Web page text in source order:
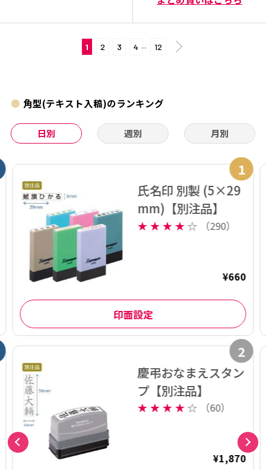
1 2 3 4 ··· 12
角型(テキスト入稿)のランキング
日別 週別 月別
1
氏名印 別製 (5×29
mm)【別注品】
★ ★ ★ ★ ☆ （290）
¥660
印面設定
2
慶弔おなまえスタン
プ【別注品】
★ ★ ★ ★ ☆ （60）
¥1,870